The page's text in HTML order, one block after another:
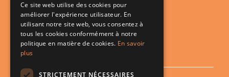
CONDITIONS GÉNÉRALES DE VENTE
POLITIQUE DE CONFIDENTIALITÉ
DEMANDER UN DEVIS
Ce site web utilise des cookies pour
améliorer l'expérience utilisateur. En
utilisant notre site web, vous consentez à
tous les cookies conformément à notre
politique en matière de cookies. En savoir
plus
STRICTEMENT NÉCESSAIRES